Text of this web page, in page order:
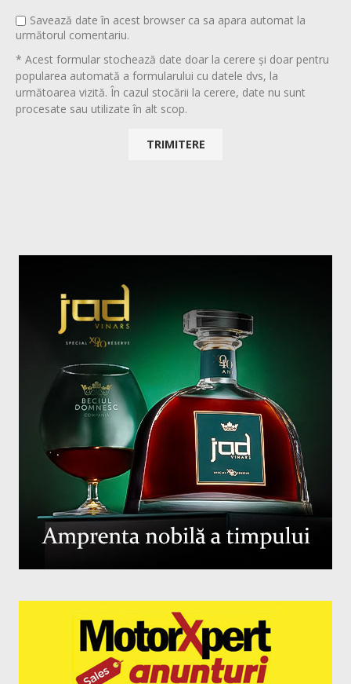
Savează date în acest browser ca sa apara automat la
următorul comentariu.
* Acest formular stochează date doar la cerere și doar pentru
popularea automată a formularului cu datele dvs, la
următoarea vizită. În cazul stocării la cerere, date nu sunt
procesate sau utilizate în alt scop.